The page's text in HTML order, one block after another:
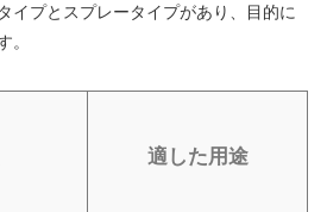
イプとスプレータイプがあり、目的に
。
適した用途